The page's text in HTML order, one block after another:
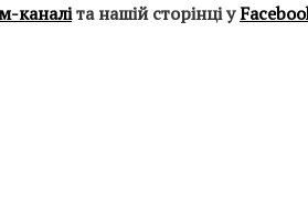
каналіта нашій сторінці у